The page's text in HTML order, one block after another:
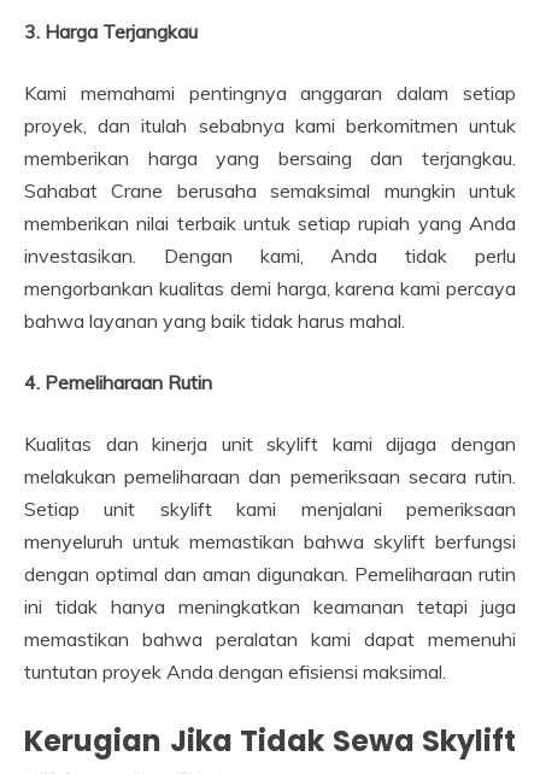
3. Harga Terjangkau
Kami memahami pentingnya anggaran dalam setiap
proyek, dan itulah sebabnya kami berkomitmen untuk
memberikan harga yang bersaing dan terjangkau.
Sahabat Crane berusaha semaksimal mungkin untuk
memberikan nilai terbaik untuk setiap rupiah yang Anda
investasikan. Dengan kami, Anda tidak perlu
mengorbankan kualitas demi harga, karena kami percaya
bahwa layanan yang baik tidak harus mahal.
4. Pemeliharaan Rutin
Kualitas dan kinerja unit skylift kami dijaga dengan
melakukan pemeliharaan dan pemeriksaan secara rutin.
Setiap unit skylift kami menjalani pemeriksaan
menyeluruh untuk memastikan bahwa skylift berfungsi
dengan optimal dan aman digunakan. Pemeliharaan rutin
ini tidak hanya meningkatkan keamanan tetapi juga
memastikan bahwa peralatan kami dapat memenuhi
tuntutan proyek Anda dengan efisiensi maksimal.
Kerugian Jika Tidak Sewa Skylift